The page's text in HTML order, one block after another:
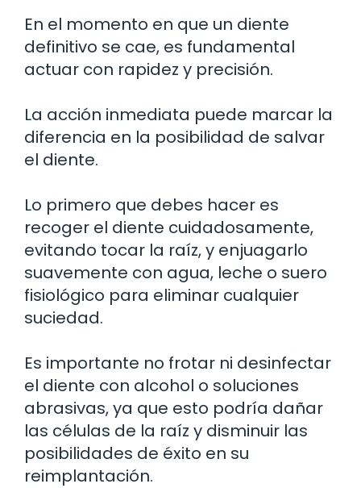
En el momento en que un diente
definitivo se cae, es fundamental
actuar con rapidez y precisión.
La acción inmediata puede marcar la
diferencia en la posibilidad de salvar
el diente.
Lo primero que debes hacer es
recoger el diente cuidadosamente,
evitando tocar la raíz, y enjuagarlo
suavemente con agua, leche o suero
fisiológico para eliminar cualquier
suciedad.
Es importante no frotar ni desinfectar
el diente con alcohol o soluciones
abrasivas, ya que esto podría dañar
las células de la raíz y disminuir las
posibilidades de éxito en su
reimplantación.